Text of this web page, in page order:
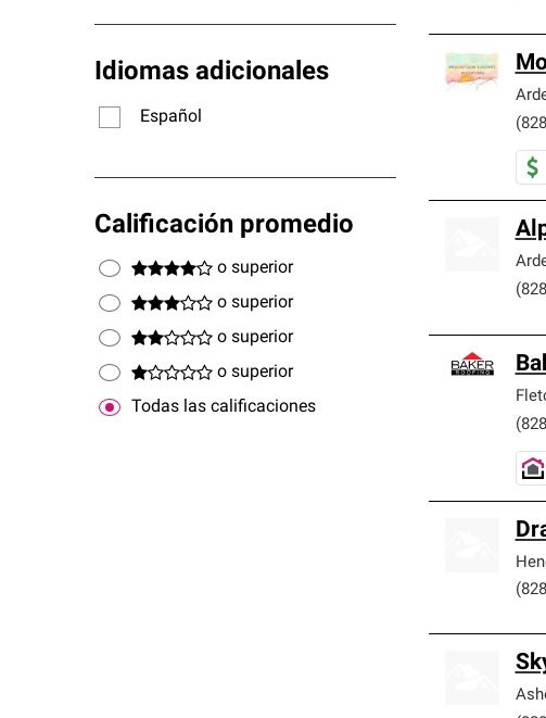
Idiomas adicionales
Español
Calificación promedio
o superior
o superior
o superior
o superior
Todas las calificaciones